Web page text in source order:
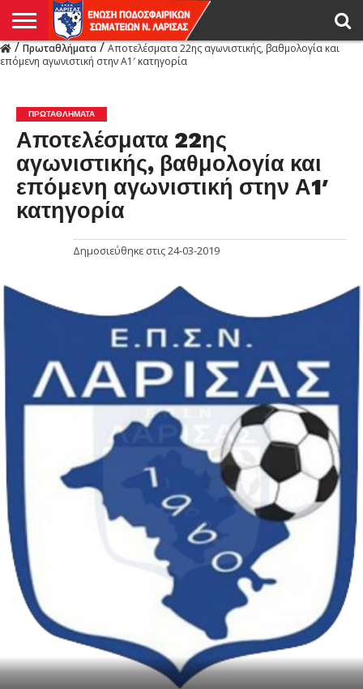
Η
ΕΝΩΣΗ
ΑΓΩΝΙΣΤΙΚΑ
ΜΙΚΤΉ
ΔΙΑΙΤΗΣΙΑ
ΠΡΩΤΑΘΛΗΜΑΤΑ
ΥΠΟΔΟΜΕΣ
ΚΥΠΕΛΛΟ
ΑΜΕΣΑ
LIVE
ΝΕΑ
ΠΡΩΤΑΘΛΗΜΑΤΑ
ΚΥΠΕΛΛΟ
ΥΠΟΔΟΜΕΣ
ΠΕΙΘΑΡΧΙΚΟ
ΜΙΚΤΗ
ΠΑΡΑΤΗΡΗΤΕΣ
ΠΡΟΠΟΝΗΤΕΣ
ΔΙΑΙΤΗΤΕΣ
VIDEO
ΓΕΝΙΚΑ
ΑΦΙΕΡΩΜΑΤΑ
ΕΚΔΗΛΩΣΕΙΣ
ΕΠΙΚΟΙΝΩΝΙΑ
/Πρωταθλήματα/Αποτελέσματα 22ης αγωνιστικής, βαθμολογία και
επόμενη αγωνιστική στην Α1′ κατηγορία
ΠΡΩΤΑΘΛΉΜΑΤΑ
Αποτελέσματα 22ης
αγωνιστικής, βαθμολογία και
επόμενη αγωνιστική στην Α1′
κατηγορία
Δημοσιεύθηκε στις24-03-2019